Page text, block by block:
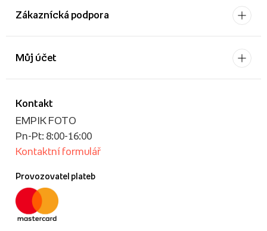
Zákaznícká podpora
Kontakt
EMPIK FOTO
Pn-Pt: 8:00-16:00
Kontaktní formulář
Provozovatel plateb
Můj účet